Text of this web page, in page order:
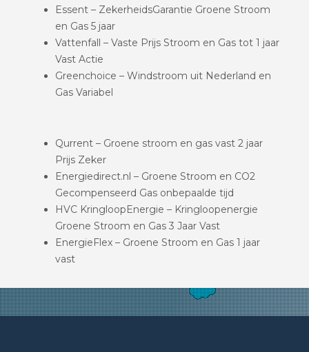
Essent – ZekerheidsGarantie Groene Stroom
en Gas 5 jaar
Vattenfall – Vaste Prijs Stroom en Gas tot 1 jaar
Vast Actie
Greenchoice – Windstroom uit Nederland en
Gas Variabel
Qurrent – Groene stroom en gas vast 2 jaar
Prijs Zeker
Energiedirect.nl – Groene Stroom en CO2
Gecompenseerd Gas onbepaalde tijd
HVC KringloopEnergie – Kringloopenergie
Groene Stroom en Gas 3 Jaar Vast
EnergieFlex – Groene Stroom en Gas 1 jaar
vast